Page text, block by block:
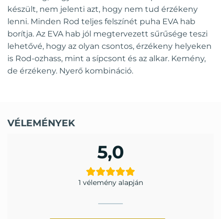
készült, nem jelenti azt, hogy nem tud érzékeny
lenni. Minden Rod teljes felszínét puha EVA hab
borítja. Az EVA hab jól megtervezett sűrűsége teszi
lehetővé, hogy az olyan csontos, érzékeny helyeken
is Rod-ozhass, mint a sípcsont és az alkar. Kemény,
de érzékeny. Nyerő kombináció.
VÉLEMÉNYEK
5,0
1 vélemény alapján